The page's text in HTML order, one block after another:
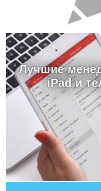
Лучшие
iPad и